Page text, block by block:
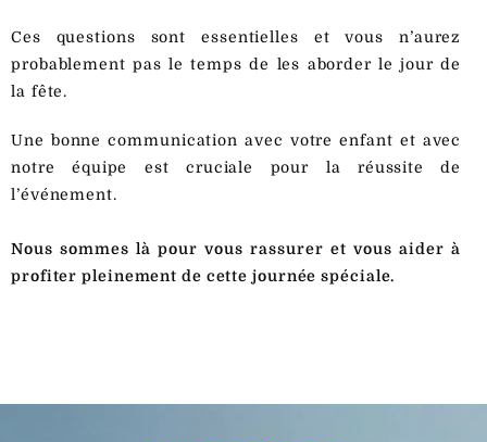
Ces questions sont essentielles et vous n’aurez
probablement pas le temps de les aborder le jour de
la fête.
Une bonne communication avec votre enfant et avec
notre équipe est cruciale pour la réussite de
l’événement.
Nous sommes là pour vous rassurer et vous aider à
profiter pleinement de cette journée spéciale.